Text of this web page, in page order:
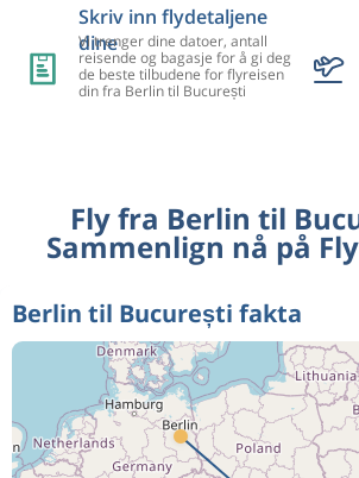
Skriv inn flydetaljene
dine
Vi trenger dine datoer, antall
reisende og bagasje for å gi deg
de beste tilbudene for flyreisen
din fra Berlin til București
Fly fra Berlin til
Sammenlign nå på
Berlin til București fakta